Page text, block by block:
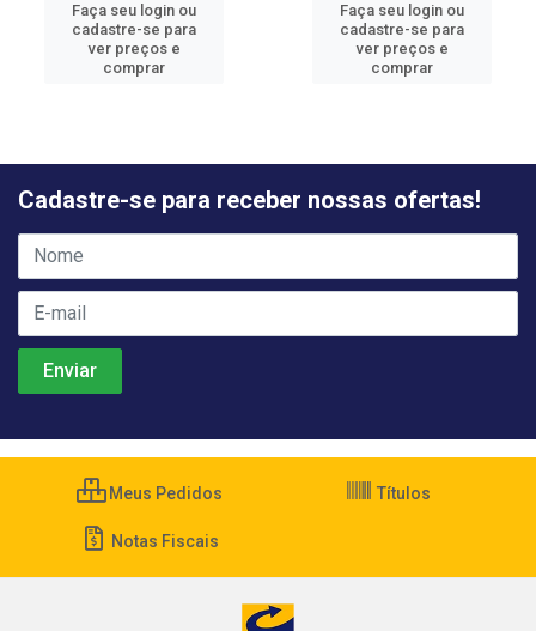
Faça seu login ou
cadastre-se para
ver preços e
comprar
Faça seu login ou
cadastre-se para
ver preços e
comprar
Cadastre-se para receber nossas ofertas!
Meus Pedidos Títulos
Notas Fiscais